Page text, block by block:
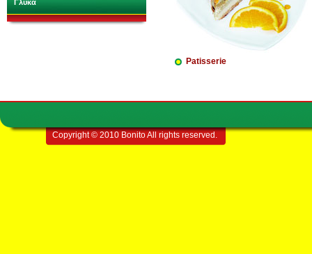
Γλυκά
Patisserie
Copyright © 2010 Bonito All rights reserved.